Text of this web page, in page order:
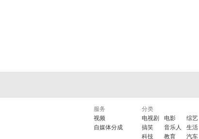
服务
视频
自媒体分成
分类
电视剧
电影 综艺
搞笑
音乐人 生活
科技
教育 汽车